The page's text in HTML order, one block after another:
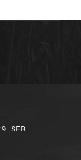
SEB